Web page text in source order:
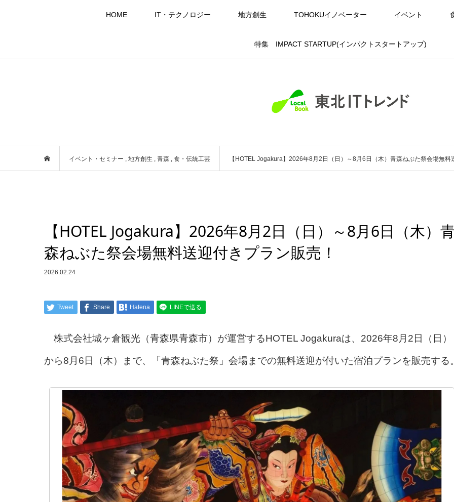
HOME IT・テクノロジー 地方創生 TOHOKUイノベーター イベント
特集 IMPACT STARTUP(インパクトスタートアップ)
イベント・セミナー 地方創生 青森 食・伝統工芸 【HOTEL Jogakura】2026年8月2日（日）～8月6日（木）青森ねぶた祭会場無料
【HOTEL Jogakura】2026年8月2日（日）～8月6日（木）
森ねぶた祭会場無料送迎付きプラン販売！
2026.02.24
Tweet Share Hatena LINEで送る
株式会社城ヶ倉観光（青森県青森市）が運営するHOTEL Jogakuraは、2026年8月2日（日）
から8月6日（木）まで、「青森ねぶた祭」会場までの無料送迎が付いた宿泊プランを販売する